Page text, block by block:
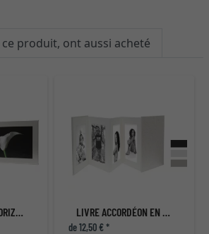
produit, ont aussi acheté
CADRE DOUBLE, HORIZONTAL LIVRE ACCORDÉON EN LIN POUR 8 PHOTOS
de 12,50 € *